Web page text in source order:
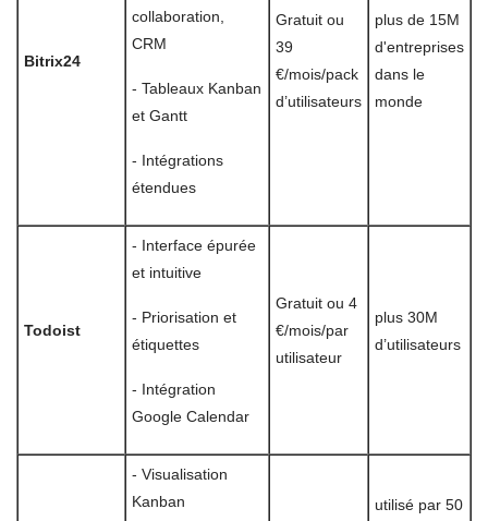
Bitrix24
collaboration,
CRM
- Tableaux Kanban
et Gantt
- Intégrations
étendues
Gratuit ou
39
€/mois/pack
d’utilisateurs
plus de 15M
d'entreprises
dans le
monde
Todoist
- Interface épurée
et intuitive
- Priorisation et
étiquettes
- Intégration
Google Calendar
Gratuit ou 4
€/mois/par
utilisateur
plus 30M
d’utilisateurs
- Visualisation
Kanban
utilisé par 50